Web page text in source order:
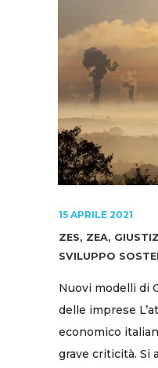
15 APRILE 2021
ZES, ZEA,
SVILUPPO
Nuovi modelli di
delle imprese
economico
grave criticità. Si